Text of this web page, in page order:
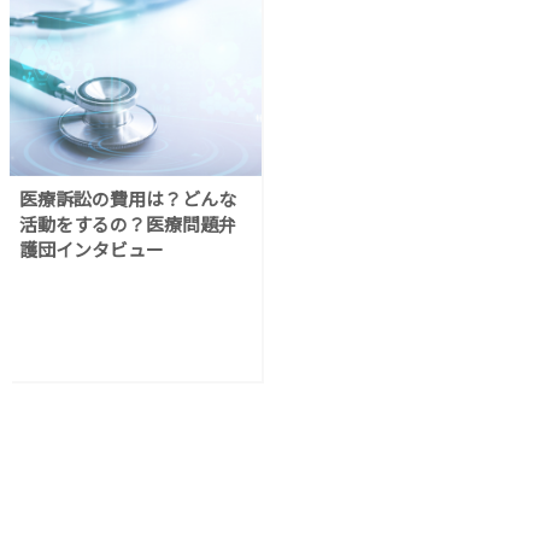
医療訴訟の費用は？どんな
活動をするの？医療問題弁
護団インタビュー